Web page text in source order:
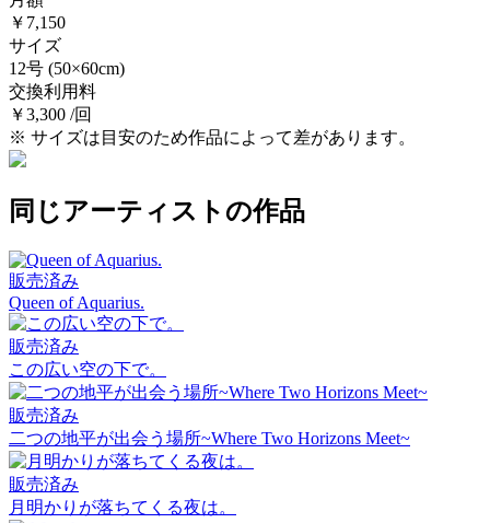
￥7,150
サイズ
12号 (50×60cm)
交換利用料
￥3,300 /回
※ サイズは目安のため作品によって差があります。
同じアーティストの作品
販売済み
Queen of Aquarius.
販売済み
この広い空の下で。
販売済み
二つの地平が出会う場所~Where Two Horizons Meet~
販売済み
月明かりが落ちてくる夜は。